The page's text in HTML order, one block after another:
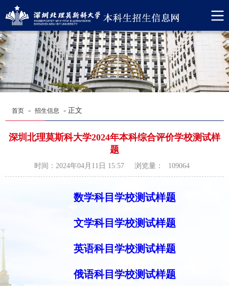
首页 - 招生信息 - 正文
深圳北理莫斯科大学2024年本科综合评价学校测试样
题
时间：2024年04月11日 15:57 浏览量： 109064
数学科目学校测试样题
文学科目学校测试样题
英语科目学校测试样题
俄语科目学校测试样题